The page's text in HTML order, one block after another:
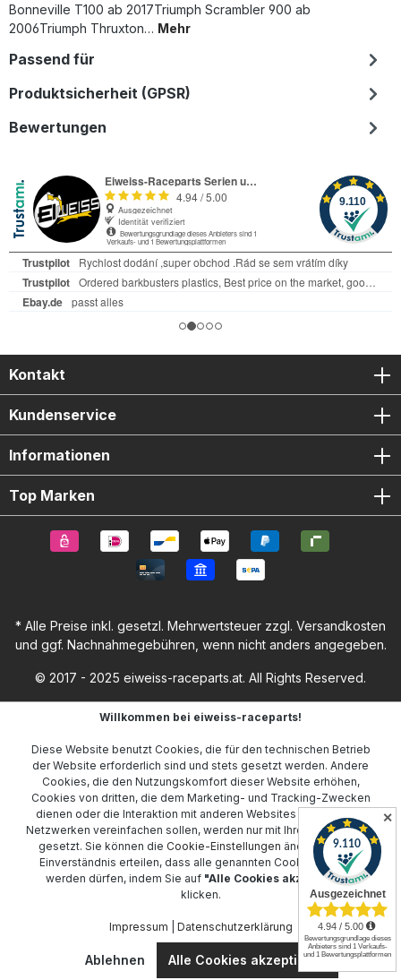
Bonneville T100 ab 2017Triumph Scrambler 900 ab
2006Triumph Thruxton… Mehr
Passend für
Produktsicherheit (GPSR)
Bewertungen
Kontakt
Kundenservice
Informationen
Top Marken
* Alle Preise inkl. gesetzl. Mehrwertsteuer zzgl. Versandkosten
und ggf. Nachnahmegebühren, wenn nicht anders angegeben.
© 2017 - 2025 eiweiss-raceparts.at. All Rights Reserved.
Willkommen bei eiweiss-raceparts!
Diese Website benutzt Cookies, die für den technischen Betrieb
der Website erforderlich sind und stets gesetzt werden. Andere
Cookies, die den Nutzungskomfort dieser Website erhöhen,
Cookies von dritten, die dem Marketing- und Tracking-Zwecken
dienen oder die Interaktion mit anderen Websites und sozialen
Netzwerken vereinfachen sollen, werden nur mit Ihrer Zustimmung
gesetzt. Sie können die Cookie-Einstellungen ändern oder Ihr
Einverständnis erteilen, dass alle genannten Cookies gesetzt
werden dürfen, indem Sie auf "Alle Cookies akzeptieren"
klicken.
Impressum Datenschutzerklärung
Ablehnen Alle Cookies akzeptieren
✕